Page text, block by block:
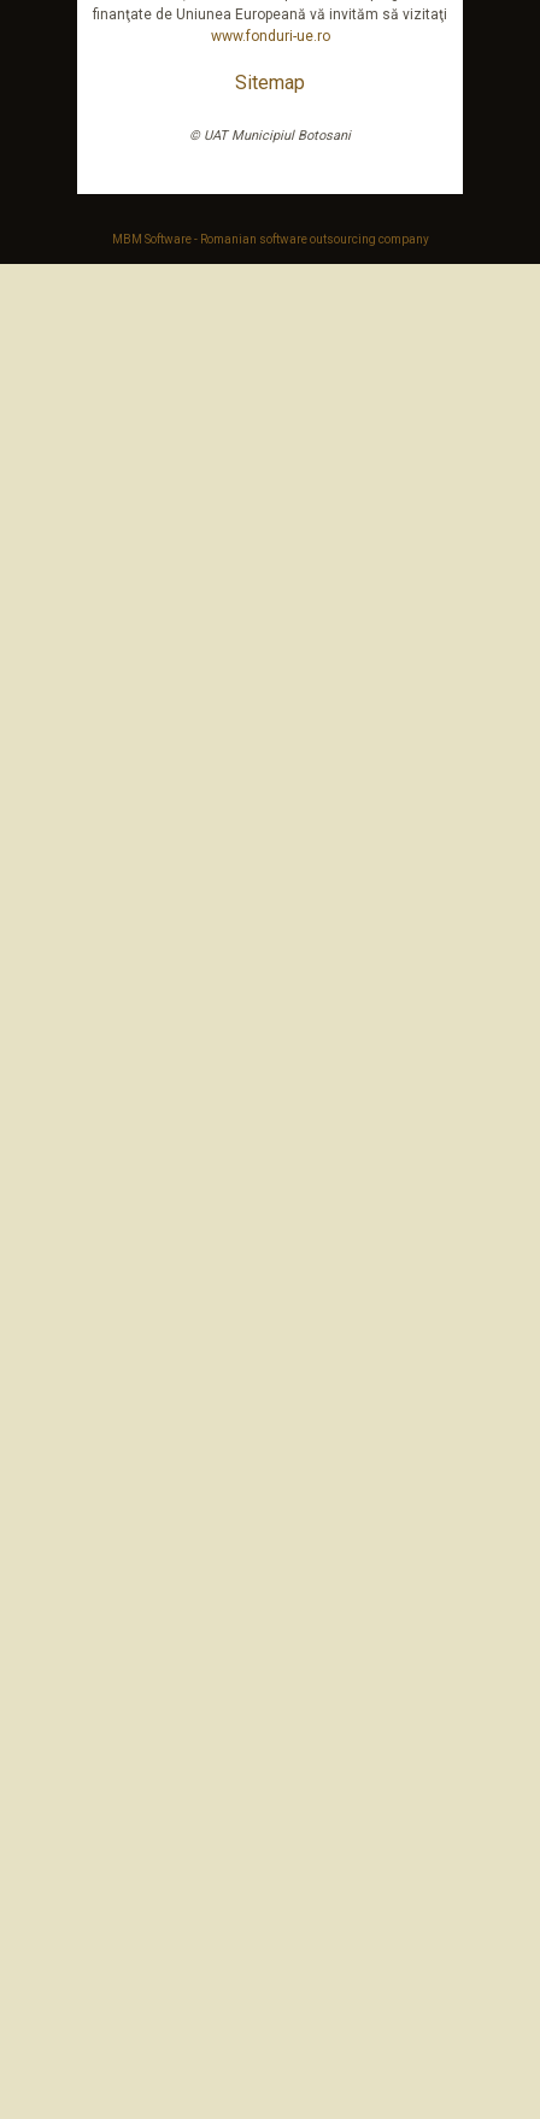
finanţate de Uniunea Europeană vă invităm să vizitaţi
www.fonduri-ue.ro
Sitemap
© UAT Municipiul Botosani
MBM Software - Romanian software outsourcing company